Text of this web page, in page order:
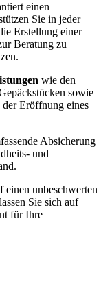
einen
Sie in jeder
Erstellung einer
Beratung zu
wie den
sowie
Eröffnung eines
Absicherung
und
unbeschwerten
Sie sich auf
für Ihre